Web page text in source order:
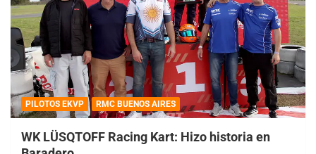
PILOTOS EKVP RMC BUENOS AIRES
WK LÜSQTOFF Racing Kart: Hizo historia en